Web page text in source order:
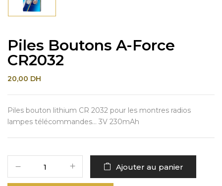
Piles Boutons A-Force
CR2032
20,00 DH
Piles bouton lithium CR 2032 pour les montres radios
lampes télécommandes… 3V 230mAh
Ajouter au panier